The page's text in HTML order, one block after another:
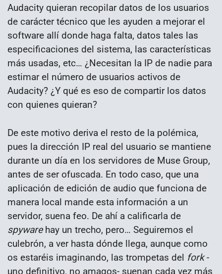
Audacity quieran recopilar datos de los usuarios
de carácter técnico que les ayuden a mejorar el
software allí donde haga falta, datos tales las
especificaciones del sistema, las características
más usadas, etc… ¿Necesitan la IP de nadie para
estimar el número de usuarios activos de
Audacity? ¿Y qué es eso de compartir los datos
con quienes quieran?
De este motivo deriva el resto de la polémica,
pues la dirección IP real del usuario se mantiene
durante un día en los servidores de Muse Group,
antes de ser ofuscada. En todo caso, que una
aplicación de edición de audio que funciona de
manera local mande esta información a un
servidor, suena feo. De ahí a calificarla de
spyware hay un trecho, pero… Seguiremos el
culebrón, a ver hasta dónde llega, aunque como
os estaréis imaginando, las trompetas del fork-
uno definitivo, no amagos- suenan cada vez más